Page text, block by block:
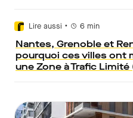
Lire aussi • 6 min
Nantes, Grenoble et
pourquoi ces villes ont
une Zone à Trafic Limité